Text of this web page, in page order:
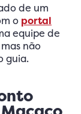
de um
o portal
equipe de
não
guia.